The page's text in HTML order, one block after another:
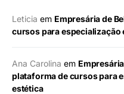
Leticia em Empresária de
cursos para especialização
Ana Carolina em
plataforma de cursos para
estética